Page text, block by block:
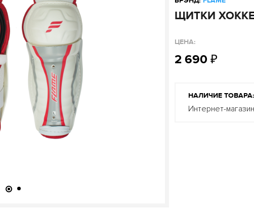
ЩИТКИ
ЦЕНА:
2 690 ₽
НАЛИЧИЕ ТОВАРА:
Интернет-